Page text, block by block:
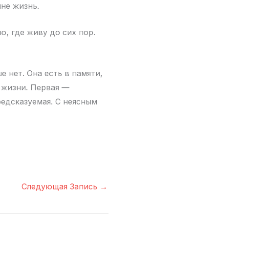
жизнь.
где живу до сих пор.
нет. Она есть в памяти,
жизни. Первая —
С неясным
Следующая Запись →